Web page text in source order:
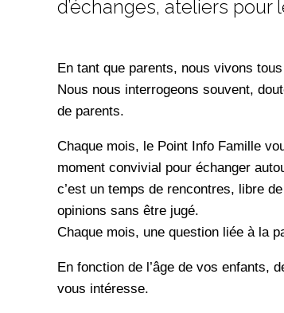
d’échanges, ateliers
En tant que parents, nous vivons
Nous nous interrogeons souvent,
de parents.
Chaque mois, le Point Info Famille
moment convivial pour échanger
c’est un temps de rencontres, libre
opinions sans être jugé.
Chaque mois, une question liée à la
En fonction de l’âge de vos enfants,
vous intéresse.